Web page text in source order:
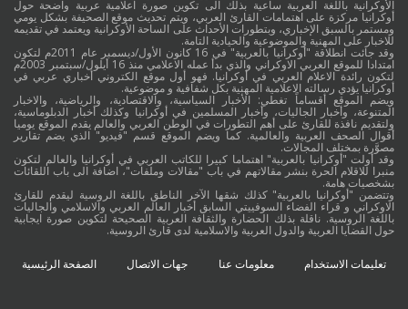
الأوكرانية باللغة العربية ساعية بذلك الى تكوين صورة اعلامية عربية واضحة حول
أوكرانيا مركزة على اهتمامات القارئ العربي، ويتم تحديث موقع الصحيفة بشكل يومي
ومستمر بالسبق الإخباري، وبتطورات الأحداث على الساحة الأوكرانية ويعتمد في تقديمه
للاخبار على المهنية والموضوعية والحيادية التامة.
وقد جائت انطلاقة "أوكرانيا بالعربية" في 16 كانون الأول/ديسمبر عام 2011م لتكون
امتدادا للموقع العربي الاوكراني والذي بدأ عمله الاعلامي منذ 16 أيلول/سبتمبر 2003م
لتكون رائدة الاعلام العربي في أوكرانيا. فهو أول موقع الكتروني أخباري عربي في
أوكرانيا يؤدي رسالته الاعلامية المهنية بكل شفافية و موضوعية.
ويضم الموقع أقساماً تغطي: الأخبار السياسية، والاقتصادية، والرياضية، والاخبار
المتنوعة، وأخبار الجاليات، وأخبار المسلمين في أوكرانيا وكذلك أخبار الدبلوماسية،
ولتقديم نافذة للقارئ على أهم التطورات في الوطن العربي والعالم يقدم الموقع يوميا
أقوال الصحف العربية والعالمية. كما ويضم الموقع قسم "فيديو" الذي يضم تقارير
مصوَّرة بمختلف المجالات.
وقد أولت "أوكرانيا بالعربية" اهتماما كبيرا للكاتب العربي في أوكرانيا والعالم لتكون
منبرا للاقلام الحرة بنشر مقالاتهم في باب "مقالات وملفات"، اضافة الى باب اللقائات
بشخصيات هامة.
وتتضمن "أوكرانيا بالعربية" كذلك شقها الآخر الناطق باللغة الروسية ليقدم للقارئ
الاوكراني و قراء الفضاء السوفييتي السابق أخبار العالم العربي والاسلامي والجاليات
باللغة الروسية. ناقلة بذلك الحضارة والثقافة العربية الصحيحة لتكوين صورة ايجابية
حول القضايا العربية والدول العربية والاسلامية لدى قارئ الروسية.
تعليمات الاستخدام معلومات عنا جهات الاتصال الصفحة الرئيسية